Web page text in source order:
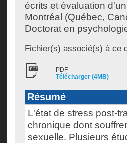
écrits et évaluation
Montréal (Québec,
Doctorat en
Fichier(s) associé(s) à ce
PDF
Télécharger (4MB)
Résumé
L'état de stress post-
chronique dont
sexuelle. Plusieurs